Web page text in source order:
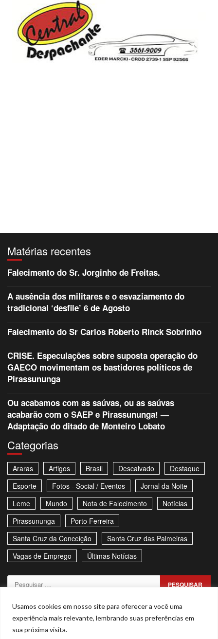
Usamos cookies em nosso site para oferecer a você uma
experiência mais relevante, lembrando suas preferências em
sua próxima visita.
Matérias recentes
Falecimento do Sr. Jorginho de Freitas.
A ausência dos militares e o esvaziamento do
tradicional ‘desfile’ 6 de Agosto
Falecimento do Sr Carlos Roberto Rinck Sobrinho
CRISE. Especulações sobre suposta operação do
GAECO movimentam os bastidores políticos de
Pirassununga
Ou acabamos com as saúvas, ou as saúvas
acabarão com o SAEP e Pirassununga! —
Adaptação do ditado de Monteiro Lobato
Categorias
Araras Artigos Brasil Descalvado
Destaque
Esporte
Fotos - Social / Eventos
Jornal da Noite
Leme
Mundo Nota de Falecimento
Notícias
Pirassununga
Porto Ferreira
Santa Cruz da Conceição
Santa Cruz das Palmeiras
Vagas de Emprego
Últimas Notícias
Pesquisar
Sitemap Política de Privacidade Contato
Stories